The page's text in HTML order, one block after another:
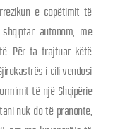
e copëtimit të
autonom, me
Për ta trajtuar këtë
i cili vendosi
të një Shqipërie
nuk do të pranonte,